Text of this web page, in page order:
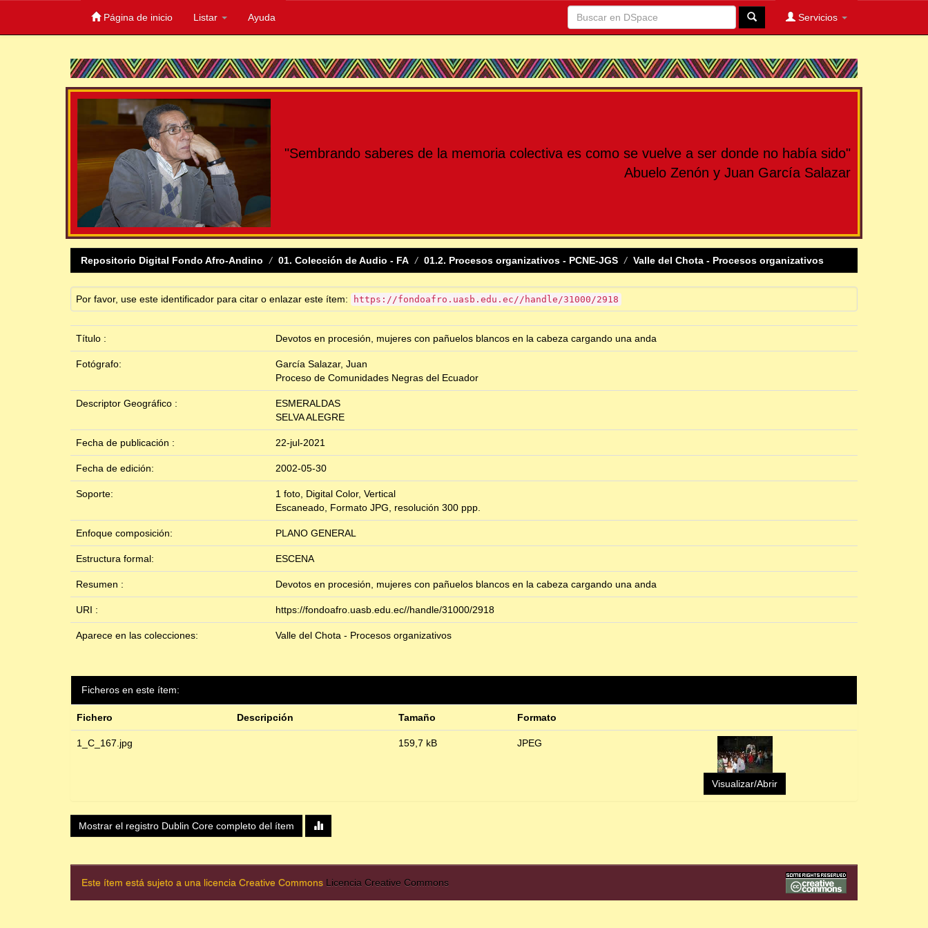
Página de inicio Listar Ayuda Servicios
"Sembrando saberes de la memoria colectiva es como se vuelve a ser donde no había sido"
Abuelo Zenón y Juan García Salazar
Repositorio Digital Fondo Afro-Andino 01. Colección de Audio - FA 01.2. Procesos organizativos - PCNE-JGS Valle del Chota - Procesos organizativos
Por favor, use este identificador para citar o enlazar este ítem: https://fondoafro.uasb.edu.ec//handle/31000/2918
Título : Devotos en procesión, mujeres con pañuelos blancos en la cabeza cargando una anda
Fotógrafo:
García Salazar, Juan
Proceso de Comunidades Negras del Ecuador
Descriptor Geográfico :
ESMERALDAS
SELVA ALEGRE
Fecha de publicación : 22-jul-2021
Fecha de edición: 2002-05-30
Soporte:
1 foto, Digital Color, Vertical
Escaneado, Formato JPG, resolución 300 ppp.
Enfoque composición: PLANO GENERAL
Estructura formal: ESCENA
Resumen : Devotos en procesión, mujeres con pañuelos blancos en la cabeza cargando una anda
URI : https://fondoafro.uasb.edu.ec//handle/31000/2918
Aparece en las colecciones: Valle del Chota - Procesos organizativos
Ficheros en este ítem:
Fichero Descripción Tamaño Formato
1_C_167.jpg 159,7 kB JPEG
Visualizar/Abrir
Mostrar el registro Dublin Core completo del ítem
Este ítem está sujeto a una licencia Creative Commons Licencia Creative Commons